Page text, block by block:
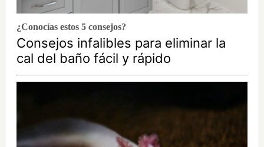
¿Conocías estos 5 consejos?
Consejos infalibles para eliminar la
cal del baño fácil y rápido